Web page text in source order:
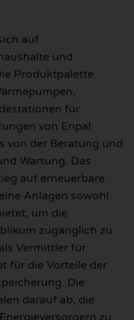
auf
und
Produktpalette
für
von Enpal
von der Beratung und
Wartung. Das
auf erneuerbare
Anlagen sowohl
um die
zugänglich zu
Vermittler für
für die Vorteile der
Die
darauf ab, die
zu